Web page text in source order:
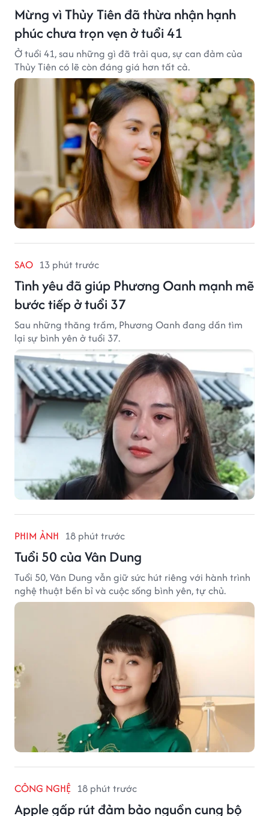
Mừng vì Thủy Tiên đã thừa nhận hạnh
phúc chưa trọn vẹn ở tuổi 41
Ở tuổi 41, sau những gì đã trải qua, sự can đảm của
Thủy Tiên có lẽ còn đáng giá hơn tất cả.
SAO 13 phút trước
Tình yêu đã giúp Phương Oanh mạnh mẽ
bước tiếp ở tuổi 37
Sau những thăng trầm, Phương Oanh đang dần tìm
lại sự bình yên ở tuổi 37.
PHIM ẢNH 18 phút trước
Tuổi 50 của Vân Dung
Tuổi 50, Vân Dung vẫn giữ sức hút riêng với hành trình
nghệ thuật bền bỉ và cuộc sống bình yên, tự chủ.
CÔNG NGHỆ 18 phút trước
Apple gấp rút đảm bảo nguồn cung bộ